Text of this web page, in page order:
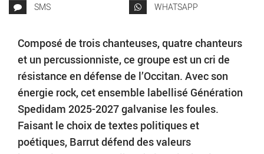
SMS
WHATSAPP
Composé de trois chanteuses, quatre chanteurs
et un percussionniste, ce groupe est un cri de
résistance en défense de l’Occitan. Avec son
énergie rock, cet ensemble labellisé Génération
Spedidam 2025-2027 galvanise les foules.
Faisant le choix de textes politiques et
poétiques, Barrut défend des valeurs